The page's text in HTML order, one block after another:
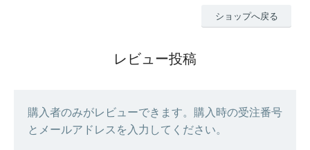
ショップへ戻る
レビュー投稿
購入者のみがレビューできます。購入時の受注番号
とメールアドレスを入力してください。